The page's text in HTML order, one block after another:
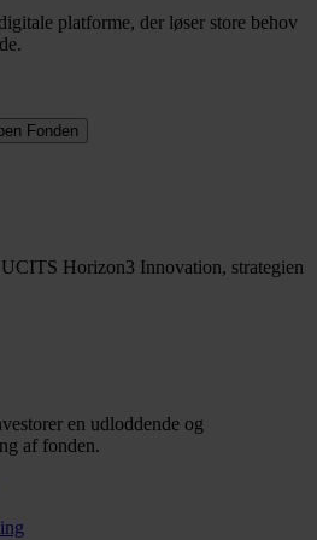
platforme, der løser store behov
Fonden
Horizon3 Innovation, strategien
en udloddende og
af fonden.